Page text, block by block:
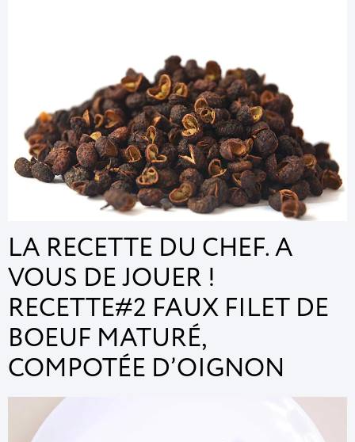
LA RECETTE DU CHEF. A
VOUS DE JOUER !
RECETTE#2 FAUX FILET DE
BOEUF MATURÉ,
COMPOTÉE D’OIGNON